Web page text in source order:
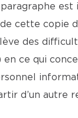
est
cette copie
des
en ce qui
d’un autre